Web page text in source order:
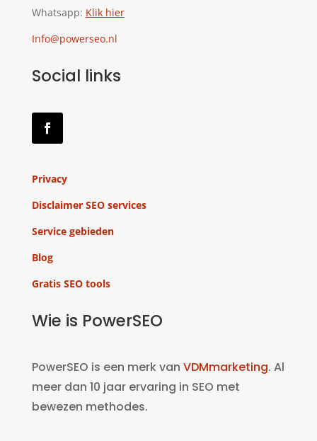
Whatsapp: Klik hier
Info@powerseo.nl
Social links
Privacy
Disclaimer SEO services
Service gebieden
Blog
Gratis SEO tools
Wie is PowerSEO
PowerSEO is een merk van VDMmarketing. Al
meer dan 10 jaar ervaring in SEO met
bewezen methodes.